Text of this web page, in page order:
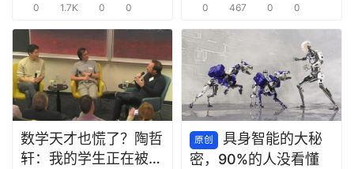
0
1.7K 0 0
0
467 0 0
数学天才也慌了？陶哲
轩：我的学生正在被
原创
具身智能的大秘
密，90%的人没看懂